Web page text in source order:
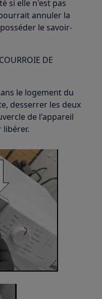
si elle n'est pas
annuler la
le savoir-
DE
le logement du
desserrer les deux
de l'appareil
libérer.